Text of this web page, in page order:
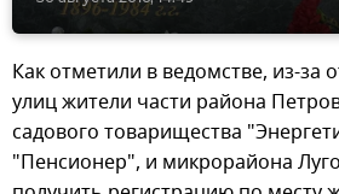
Как отметили в ведомстве, из-за
улиц жители части района
садового товарищества
"Пенсионер", и микрорайона